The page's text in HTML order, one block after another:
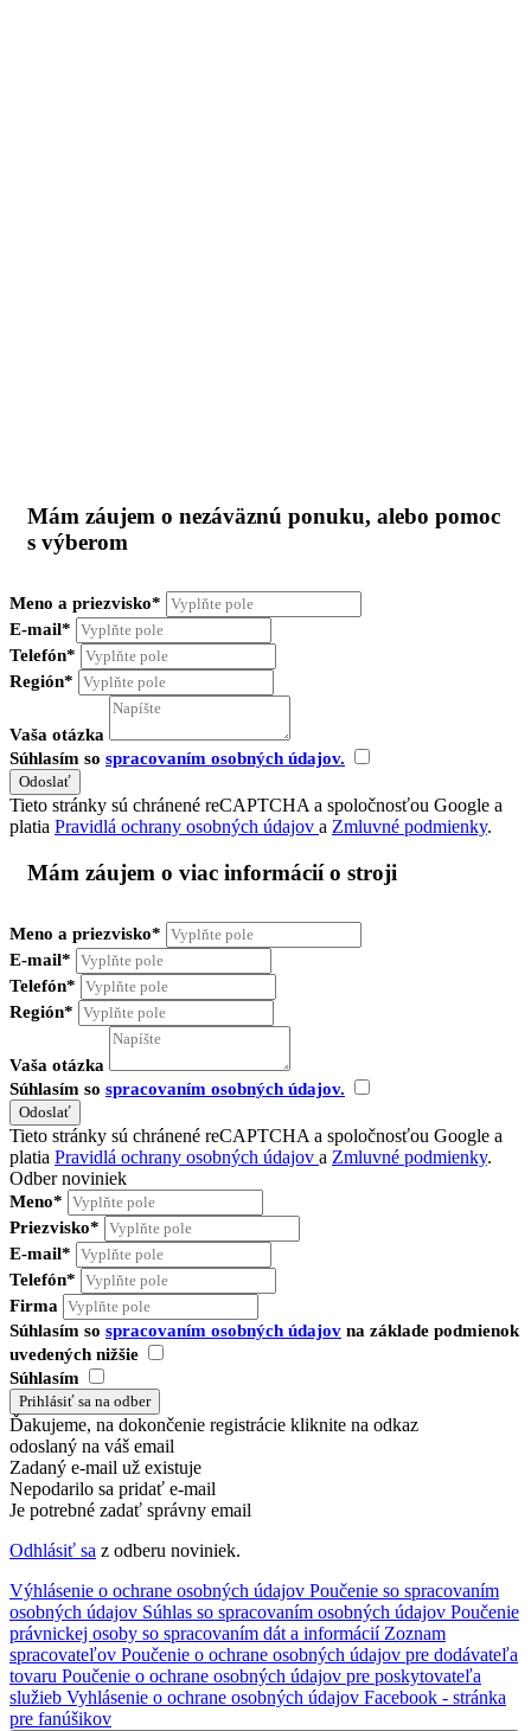
Mám záujem o nezáväznú ponuku, alebo pomoc
s výberom
Meno a priezvisko*
E-mail*
Telefón*
Región*
Vaša otázka
Súhlasím so spracovaním osobných údajov.
Tieto stránky sú chránené reCAPTCHA a spoločnosťou Google a
platia Pravidlá ochrany osobných údajov a Zmluvné podmienky.
Mám záujem o viac informácií o stroji
Meno a priezvisko*
E-mail*
Telefón*
Región*
Vaša otázka
Súhlasím so spracovaním osobných údajov.
Tieto stránky sú chránené reCAPTCHA a spoločnosťou Google a
platia Pravidlá ochrany osobných údajov a Zmluvné podmienky.
Odber noviniek
Meno*
Priezvisko*
E-mail*
Telefón*
Firma
Súhlasím so spracovaním osobných údajov na základe podmienok
uvedených nižšie
Súhlasím
Ďakujeme, na dokončenie registrácie kliknite na odkaz
odoslaný na váš email
Zadaný e-mail už existuje
Nepodarilo sa pridať e-mail
Je potrebné zadať správny email
Odhlásiť sa z odberu noviniek.
Výhlásenie o ochrane osobných údajov Poučenie so spracovaním
osobných údajov Súhlas so spracovaním osobných údajov Poučenie
právnickej osoby so spracovaním dát a informácií Zoznam
spracovateľov Poučenie o ochrane osobných údajov pre dodávateľa
tovaru Poučenie o ochrane osobných údajov pre poskytovateľa
služieb Vyhlásenie o ochrane osobných údajov Facebook - stránka
pre fanúšikov